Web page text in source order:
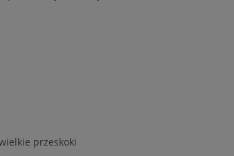
przeskoki